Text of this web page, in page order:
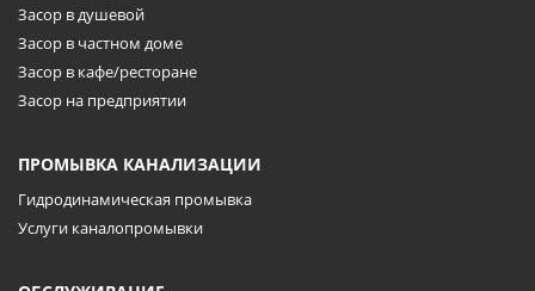
Засор в душевой
Засор в частном доме
Засор в кафе/ресторане
Засор на предприятии
ПРОМЫВКА КАНАЛИЗАЦИИ
Гидродинамическая промывка
Услуги каналопромывки